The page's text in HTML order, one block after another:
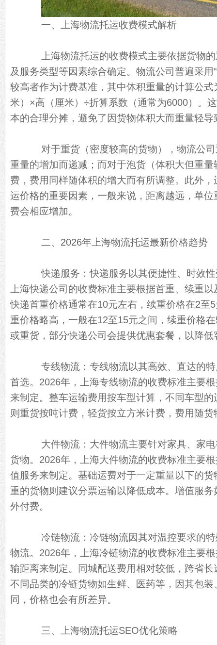
一、上海物流托运收费模式解析
上海物流托运的收费模式主要依据货物的
及服务类型等因素综合确定。物流公司普遍采用
较高者作为计费基准，其中体积重量的计算公
米）×高（厘米）÷折算系数（通常为6000）。
本的合理分摊，避免了因货物体积大而重量轻导
对于重货（密度较高的货物），物流公司
重量的增加而递减；而对于泡货（体积大但重
费，费用同样随体积的增大而有所调整。此外
运价格的重要因素，一般来说，距离越远，单
费会相应增加。
二、2026年上海物流托运最新价格趋势
快递服务：快递服务以其便捷性、时效性
上海快递公司的收费标准主要根据首重、续重
快递首重价格通常在10元左右，续重价格在2至
重价格略高，一般在12至15元之间，续重价格
或重货，部分快递公司会提供优惠套餐，以降
专线物流：专线物流以其高效、直达的特
首选。2026年，上海专线物流的收费标准主要
来制定。整车运输费用按车型计算，不同车型
则重货按吨计费，轻货按立方米计费，费用随
大件物流：大件物流主要针对家具、家电
货物。2026年，上海大件物流的收费标准主要
值服务来制定。基础运费对于一定重量以下的
重的货物则建议分票运输以降低成本。增值服
外付费。
冷链物流：冷链物流因其对温控要求的特
物流。2026年，上海冷链物流的收费标准主要
输距离来制定。同城配送费用相对较低，跨省
不同品类的冷链货物如生鲜、医药等，因其包
同，价格也会有所差异。
三、上海物流托运SEO优化策略